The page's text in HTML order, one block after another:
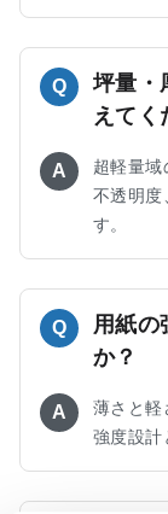
Q
坪量・
えてく
A
超軽量
不透明度
す。
Q
用紙の
か？
A
薄さと軽
強度設計